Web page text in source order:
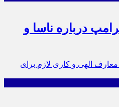
درباره ناسا و